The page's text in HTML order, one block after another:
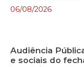
06/08/2026
Audiência
e sociais do